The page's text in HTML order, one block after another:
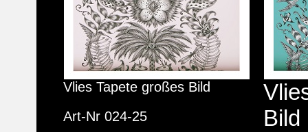
Vlies Tapete großes Bild
Art-Nr 024-25
Bild